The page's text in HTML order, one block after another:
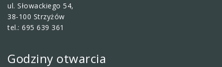
ul. Słowackiego 54,
38-100 Strzyżów
tel.: 695 639 361
Godziny otwarcia